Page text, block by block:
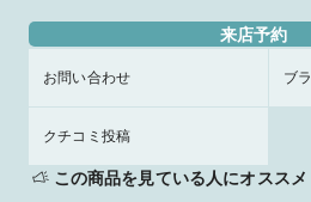
来店予約
お問い合わせ ブ
クチコミ投稿
この商品を見ている人にオススメ